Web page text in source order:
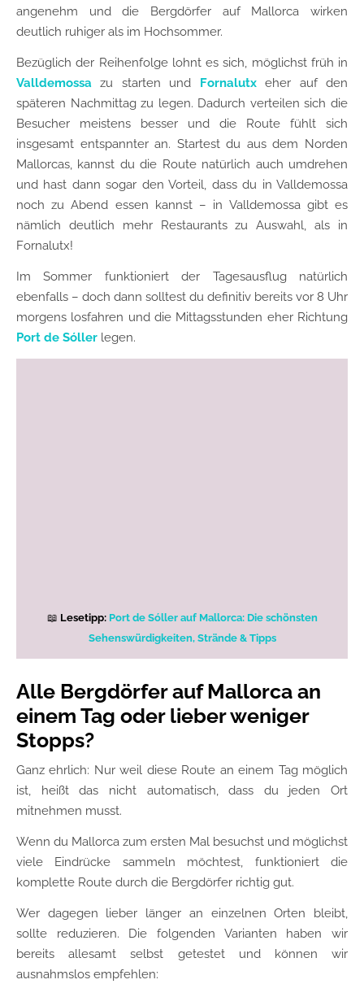
angenehm und die Bergdörfer auf Mallorca wirken
deutlich ruhiger als im Hochsommer.
Bezüglich der Reihenfolge lohnt es sich, möglichst früh in
Valldemossa zu starten und Fornalutxeher auf den
späteren Nachmittag zu legen. Dadurch verteilen sich die
Besucher meistens besser und die Route fühlt sich
insgesamt entspannter an. Startest du aus dem Norden
Mallorcas, kannst du die Route natürlich auch umdrehen
und hast dann sogar den Vorteil, dass du in Valldemossa
noch zu Abend essen kannst – in Valldemossa gibt es
nämlich deutlich mehr Restaurants zu Auswahl, als in
Fornalutx!
Im Sommer funktioniert der Tagesausflug natürlich
ebenfalls – doch dann solltest du definitiv bereits vor 8 Uhr
morgens losfahren und die Mittagsstunden eher Richtung
Port de Sóller legen.
📖 Lesetipp: Port de Sóller auf Mallorca: Die schönsten
Sehenswürdigkeiten, Strände & Tipps
Alle Bergdörfer auf Mallorca an
einem Tag oder lieber weniger
Stopps?
Ganz ehrlich: Nur weil diese Route an einem Tag möglich
ist, heißt das nicht automatisch, dass du jeden Ort
mitnehmen musst.
Wenn du Mallorca zum ersten Mal besuchst und möglichst
viele Eindrücke sammeln möchtest, funktioniert die
komplette Route durch die Bergdörfer richtig gut.
Wer dagegen lieber länger an einzelnen Orten bleibt,
sollte reduzieren. Die folgenden Varianten haben wir
bereits allesamt selbst getestet und können wir
ausnahmslos empfehlen: